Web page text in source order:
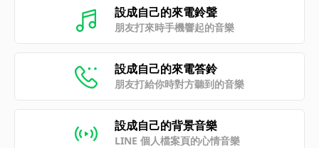
設成自己的來電鈴聲
朋友打來時手機響起的音樂
設成自己的來電答鈴
朋友打給你時對方聽到的音樂
設成自己的背景音樂
LINE 個人檔案頁的心情音樂